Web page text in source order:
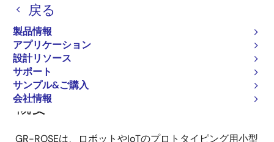
戻る
製品情報
アプリケーション
設計リソース
サポート
サンプル&ご購入
会社情報
く
ずページセクションへ移動：
概要
GR-ROSEは、ロボットやIoTのプロトタイピング用小型